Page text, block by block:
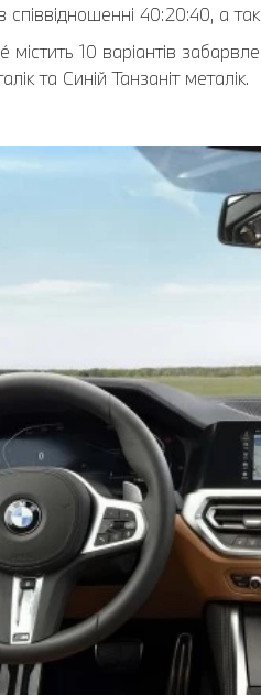
40:20:40, а
містить 10 варіантів
та Синій Танзаніт металік.